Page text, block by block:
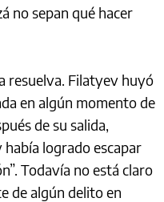
no sepan qué hacer
resuelva. Filatyev huyó
en algún momento de
de su salida,
logrado escapar
Todavía no está claro
de algún delito en